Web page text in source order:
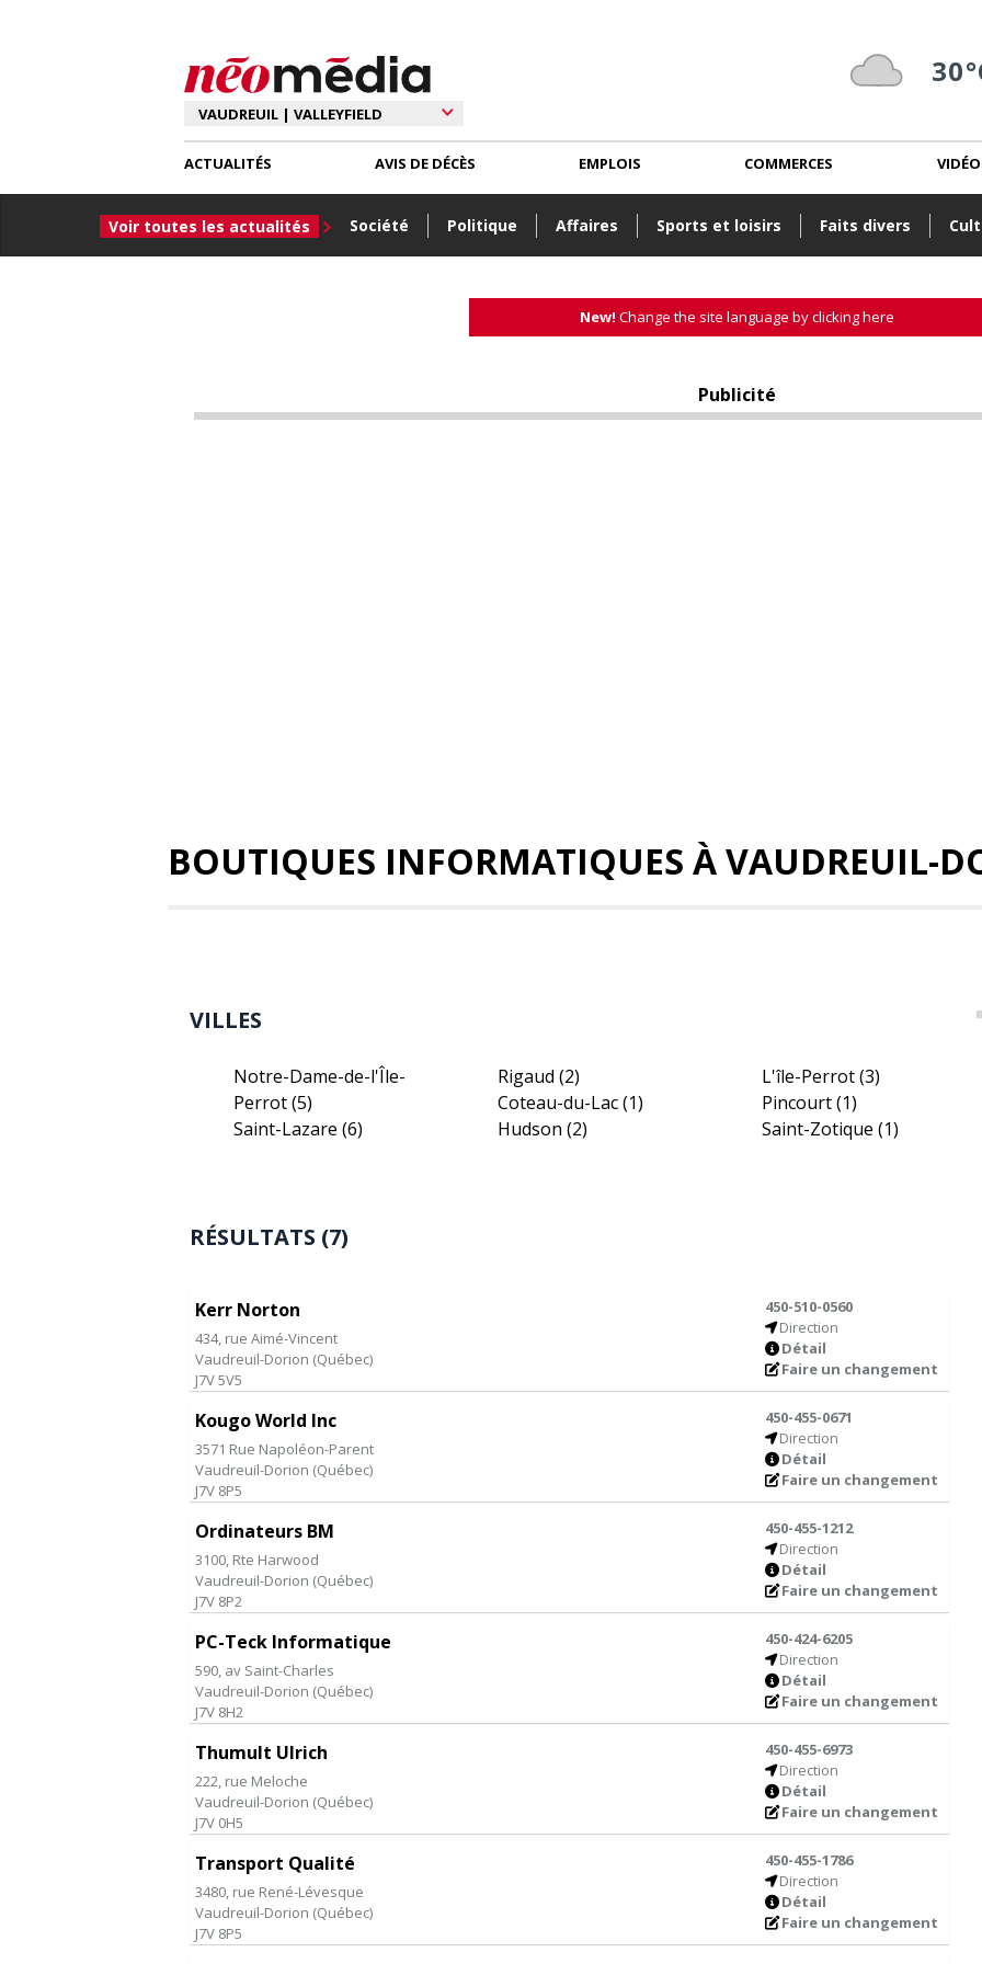
ACTUALITÉS
Voir toutes les actualités Société Politique Affaires Sports et loisirs Faits divers
AVIS DE DÉCÈS EMPLOIS COMMERCES
New! Change the site language by clicking here
Publicité
BOUTIQUES INFORMATIQUES À VAUDREUIL-
VILLES
Notre-Dame-de-l'Île-
Perrot(5)
Saint-Lazare (6)
Rigaud (2)
Coteau-du-Lac(1)
Hudson (2)
L'île-Perrot(3)
Pincourt(1)
Saint-Zotique (1)
RÉSULTATS (7)
Kerr Norton
434, rue Aimé-Vincent
Vaudreuil-Dorion (Québec)
J7V 5V5
450-510-0560
Direction
Détail
Faire un changement
Kougo World Inc
3571 Rue Napoléon-Parent
Vaudreuil-Dorion (Québec)
J7V 8P5
450-455-0671
Direction
Détail
Faire un changement
Ordinateurs BM
3100, Rte Harwood
Vaudreuil-Dorion (Québec)
J7V 8P2
450-455-1212
Direction
Détail
Faire un changement
PC-Teck Informatique
590, av Saint-Charles
Vaudreuil-Dorion (Québec)
J7V 8H2
450-424-6205
Direction
Détail
Faire un changement
Thumult Ulrich
222, rue Meloche
Vaudreuil-Dorion (Québec)
J7V 0H5
450-455-6973
Direction
Détail
Faire un changement
Transport Qualité
3480, rue René-Lévesque
Vaudreuil-Dorion (Québec)
J7V 8P5
450-455-1786
Direction
Détail
Faire un changement